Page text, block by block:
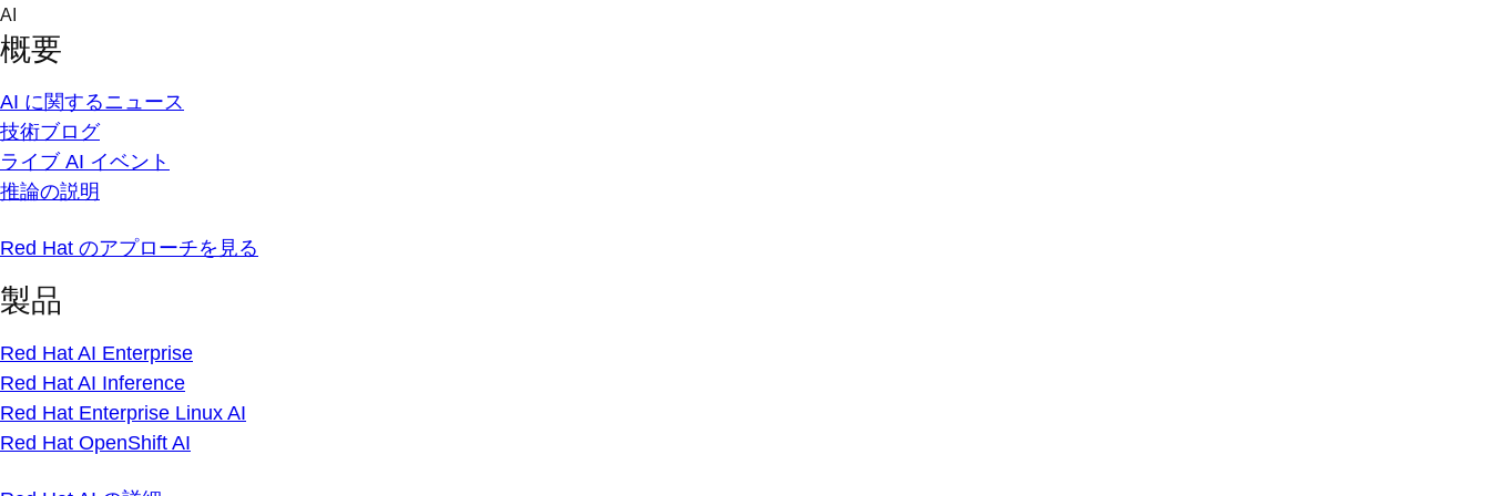
Skip
content
AI
概要
AI に関するニュース
技術ブログ
ライブ AI イベント
推論の説明
Red Hat のアプローチを見る
製品
Red Hat AI Enterprise
Red Hat AI Inference
Red Hat Enterprise Linux AI
Red Hat OpenShift AI